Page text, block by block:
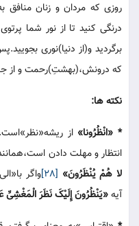
روزی که مردان و زنان منافق
درنگی کنید تا از نور شما
برگردید و(از دنیا)نوری
که درونش،(بهشتِ)رحمت و از
نکته ها:
* «انْظُرُونا» از
انتظار و مهلت دادن
لا هُمْ یُنْظَرُونَ» [28]واگر
آیه«یَنْظُرُونَ إِلَیْکَ نَظَرَ الْمَغْشِیِّ